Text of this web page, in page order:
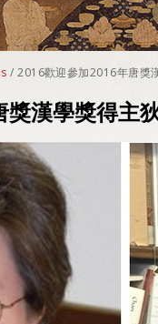
/2016歡迎參加2016年唐獎
漢學獎得主